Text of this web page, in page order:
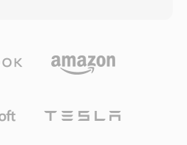
kodu desteğiyle birden
işleyerek yayın ve
yönelik yapılandırılmış
arşivleme için
— kodek, ağır CPU
kodlama ve kod çözme